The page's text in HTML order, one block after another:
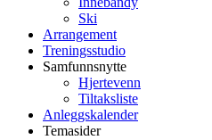
Ski
Arrangement
Treningsstudio
Samfunnsnytte
Hjertevenn
Tiltaksliste
Anleggskalender
Temasider